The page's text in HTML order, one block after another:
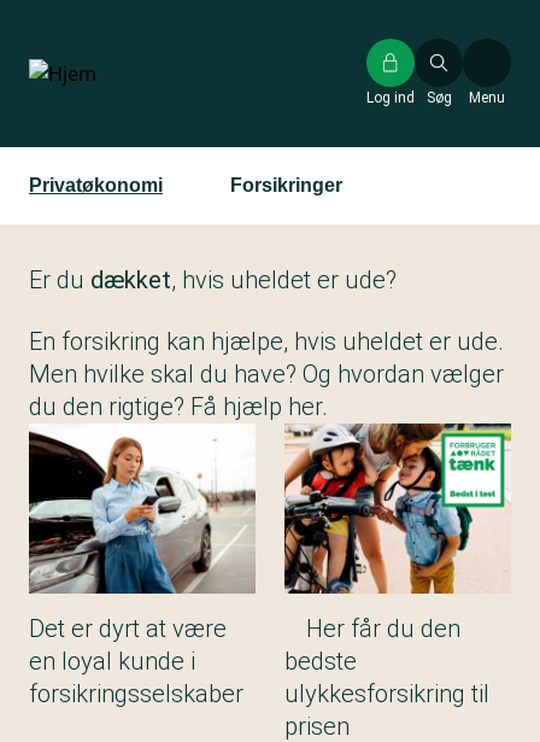
hovedindhold
Søg
Log ind Menu
Privatøkonomi Forsikringer
Er du dækket, hvis uheldet er ude?
En forsikring kan hjælpe, hvis uheldet er ude.
Men hvilke skal du have? Og hvordan vælger
du den rigtige? Få hjælp her.
Det er dyrt at være
en loyal kunde i
forsikringsselskaber
Her får du den
bedste
ulykkesforsikring til
prisen